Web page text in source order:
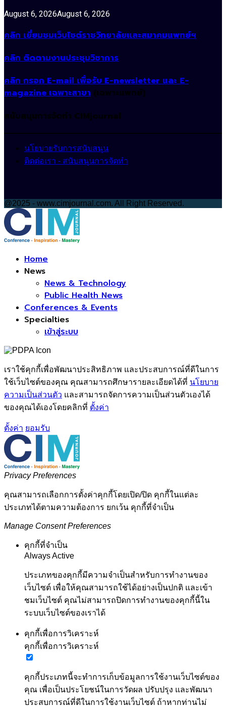
August 6, 2026August 6, 2026
คลิก เยี่ยมชมเว็บไซต์ราชวิทยาลัยและสมาคมแพทย์ฯ
คลิก ติดตามงานประชุมวิชาการ
คลิก กรอก E-mail เพื่อรับ E-newsletter และ E-
magazine เฉพาะสาขา (เฉพาะแพทย์)
สนับสนุนการจัดทำ CIMjournal
นโยบายรับการสนับสนุน
ติดต่อเรา - สนับสนุนการจัดทำ
@2025 - www.cimjournal.com. All Right Reserved.
Home
News
News & Technology
Public Health News
Conferences & Events
Specialties
เข้าสู่ระบบ
เราใช้คุกกี้เพื่อพัฒนาประสิทธิภาพ และประสบการณ์ที่ดีในการ
ใช้เว็บไซต์ของคุณ คุณสามารถศึกษารายละเอียดได้ที่ นโยบาย
ความเป็นส่วนตัว และสามารถจัดการความเป็นส่วนตัวเองได้
ของคุณได้เองโดยคลิกที่ ตั้งค่า
ตั้งค่า ยอมรับ
Privacy Preferences
คุณสามารถเลือกการตั้งค่าคุกกี้โดยเปิด/ปิด คุกกี้ในแต่ละ
ประเภทได้ตามความต้องการ ยกเว้น คุกกี้ที่จำเป็น
Manage Consent Preferences
คุกกี้ที่จำเป็น
Always Active
ประเภทของคุกกี้มีความจำเป็นสำหรับการทำงานของ
เว็บไซต์ เพื่อให้คุณสามารถใช้ได้อย่างเป็นปกติ และเข้า
ชมเว็บไซต์ คุณไม่สามารถปิดการทำงานของคุกกี้นี้ใน
ระบบเว็บไซต์ของเราได้
คุกกี้เพื่อการวิเคราะห์
คุกกี้เพื่อการวิเคราะห์
คุกกี้ประเภทนี้จะทำการเก็บข้อมูลการใช้งานเว็บไซต์ของ
คุณ เพื่อเป็นประโยชน์ในการวัดผล ปรับปรุง และพัฒนา
ประสบการณ์ที่ดีในการใช้งานเว็บไซต์ ถ้าหากท่านไม่